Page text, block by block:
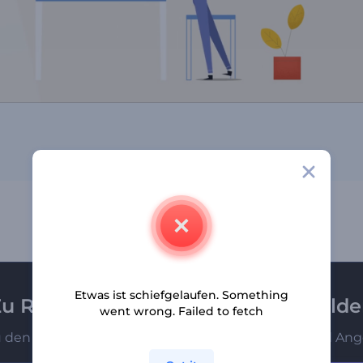
Renderforest-Newsletter
den Ersten, die unsere neuesten Nachrichten und
Etwas ist schiefgelaufen. Something
went wrong. Failed to fetch